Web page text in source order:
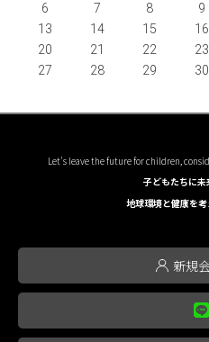
6
7 8 9
13
14 15 16
20
21 22 23
27
28 29 30
Let's leave the future for children,
子どもたちに未
地球環境と健康を考
新規